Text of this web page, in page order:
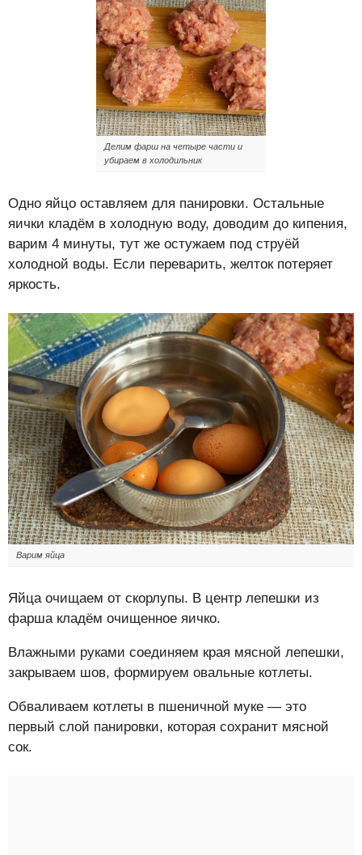
Делим фарш на четыре части и
убираем в холодильник
Одно яйцо оставляем для панировки. Остальные
яички кладём в холодную воду, доводим до кипения,
варим 4 минуты, тут же остужаем под струёй
холодной воды. Если переварить, желток потеряет
яркость.
Варим яйца
Яйца очищаем от скорлупы. В центр лепешки из
фарша кладём очищенное яичко.
Влажными руками соединяем края мясной лепешки,
закрываем шов, формируем овальные котлеты.
Обваливаем котлеты в пшеничной муке — это
первый слой панировки, которая сохранит мясной
сок.